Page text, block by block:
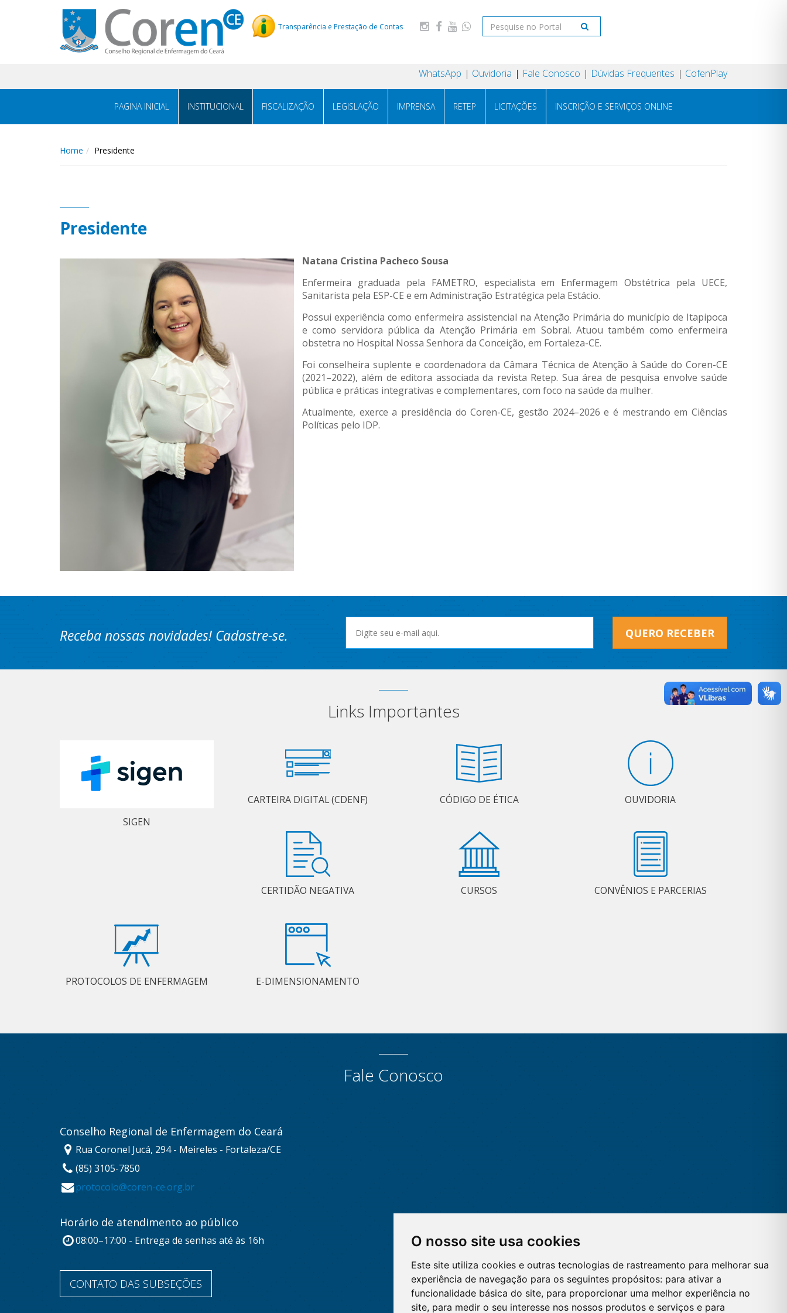
O nosso site usa cookies
Este site utiliza cookies e outras tecnologias de rastreamento para melhorar sua
experiência de navegação para os seguintes propósitos: para ativar a
funcionalidade básica do site, para proporcionar uma melhor experiência no
site, para medir o seu interesse nos nossos produtos e serviços e para
Transparência e Prestação de Contas
WhatsApp Ouvidoria Fale Conosco Dúvidas Frequentes CofenPlay
PAGINA INICIAL INSTITUCIONAL FISCALIZAÇÃO LEGISLAÇÃO IMPRENSA RETEP LICITAÇÕES INSCRIÇÃO E SERVIÇOS ONLINE
Home Presidente
Presidente
Natana Cristina Pacheco Sousa
Enfermeira graduada pela FAMETRO, especialista em Enfermagem Obstétrica pela UECE,
Sanitarista pela ESP-CE e em Administração Estratégica pela Estácio.
Possui experiência como enfermeira assistencial na Atenção Primária do município de Itapipoca
e como servidora pública da Atenção Primária em Sobral. Atuou também como enfermeira
obstetra no Hospital Nossa Senhora da Conceição, em Fortaleza-CE.
Foi conselheira suplente e coordenadora da Câmara Técnica de Atenção à Saúde do Coren-CE
(2021–2022), além de editora associada da revista Retep. Sua área de pesquisa envolve saúde
pública e práticas integrativas e complementares, com foco na saúde da mulher.
Atualmente, exerce a presidência do Coren-CE, gestão 2024–2026 e é mestrando em Ciências
Políticas pelo IDP.
Receba nossas novidades! Cadastre-se. QUERO RECEBER
Links Importantes
SIGEN
CARTEIRA DIGITAL (CDENF) CÓDIGO DE ÉTICA OUVIDORIA
CERTIDÃO NEGATIVA CURSOS CONVÊNIOS E PARCERIAS
PROTOCOLOS DE ENFERMAGEM E-DIMENSIONAMENTO
Fale Conosco
Conselho Regional de Enfermagem do Ceará
Rua Coronel Jucá, 294 - Meireles - Fortaleza/CE
(85) 3105-7850
protocolo@coren-ce.org.br
Horário de atendimento ao público
08:00–17:00 - Entrega de senhas até às 16h
CONTATO DAS SUBSEÇÕES